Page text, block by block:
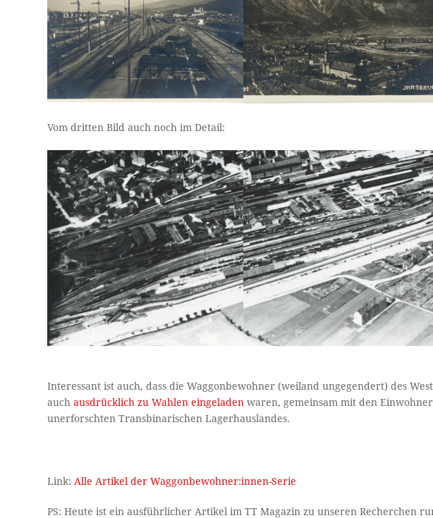
Vom dritten Bild auch noch im Detail:
Interessant ist auch, dass die Waggonbewohner (weiland ungegendert) des
auchausdrücklich zu Wahlen eingeladen waren, gemeinsam mit den
unerforschten Transbinarischen Lagerhauslandes.
Link: Alle Artikel der Waggonbewohner:innen-Serie
PS: Heute ist ein ausführlicher Artikel im TT Magazin zu unseren Recherchen